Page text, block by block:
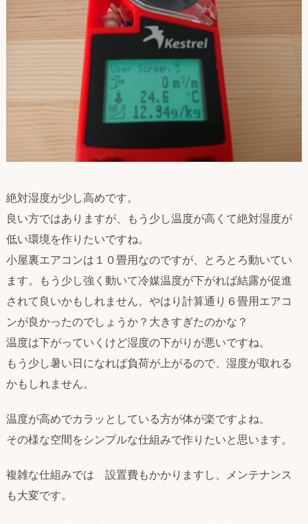
絶対湿度が少し高めです。
良い方ではありますが、もう少し温度が高くて絶対湿度が
低い環境を作りたいですね。
小屋裏エアコンは１０畳用なのですが、とろとろ動いてい
ます。もう少し強く動いて冷媒温度が下がれば結露が促進
されて良いかもしれません。やはり計算通り６畳用エアコ
ンが良かったのでしょうか？大きすぎたのかな？
温度は下がっていくけど湿度の下がりが悪いですね。
もう少し暑い日になれば負荷が上がるので、湿度が取れる
かもしれません。
温度が高めでカラッとしている方が体が楽ですよね。
その様な空間をシンプルな仕組みで作りたいと思います。
複雑な仕組みでは 設置費もかかりますし、メンテナンス
も大変です。